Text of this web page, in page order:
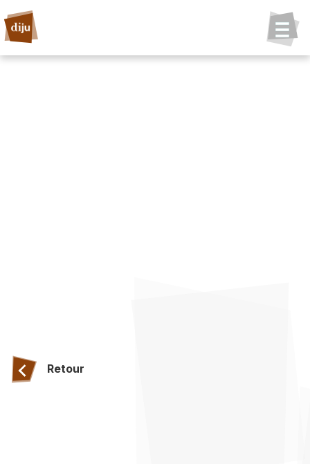
Retour